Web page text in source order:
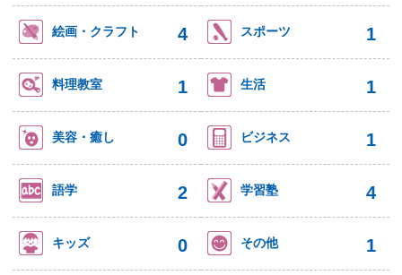
絵画・クラフト 4 スポーツ 1
料理教室 1 生活 1
美容・癒し 0 ビジネス 1
語学 2 学習塾 4
キッズ 0 その他 1